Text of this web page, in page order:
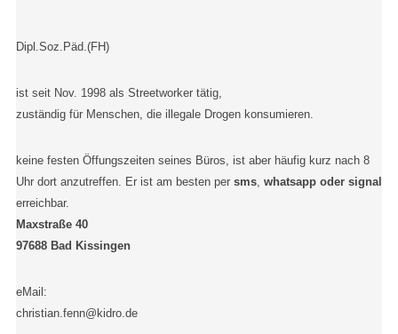
Dipl.Soz.Päd.(FH)
ist seit Nov. 1998 als Streetworker tätig,
zuständig für Menschen, die illegale Drogen konsumieren.
keine festen Öffungszeiten seines Büros, ist aber häufig kurz nach 8
Uhr dort anzutreffen. Er ist am besten per sms, whatsapp oder signal
erreichbar.
Maxstraße 40
97688 Bad Kissingen
eMail:
christian.fenn@kidro.de